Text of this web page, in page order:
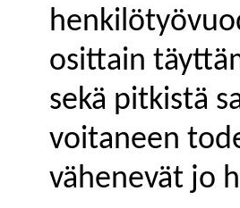
osittain
sekä pitkistä
voitaneen
vähenevät jo